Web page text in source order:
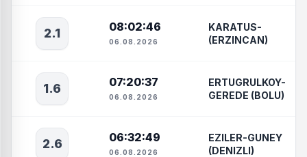
2.1 08:02:46
06.08.2026
KARATUS-
(ERZINCAN)
1.6 07:20:37
06.08.2026
ERTUGRULKOY-
GEREDE (BOLU)
2.6 06:32:49
06.08.2026
EZILER-GUNEY
(DENIZLI)